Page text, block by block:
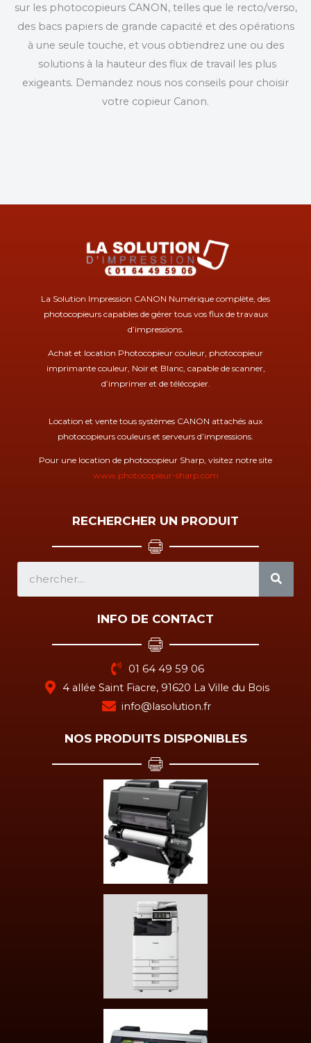
sur les photocopieurs CANON, telles que le recto/verso,
des bacs papiers de grande capacité et des opérations
à une seule touche, et vous obtiendrez une ou des
solutions à la hauteur des flux de travail les plus
exigeants. Demandez nous nos conseils pour choisir
votre copieur Canon.
La Solution Impression CANON Numérique complète, des
photocopieurs capables de gérer tous vos flux de travaux
d’impressions.
Achat et location Photocopieur couleur, photocopieur
imprimante couleur, Noir et Blanc, capable de scanner,
d’imprimer et de télécopier.
Location et vente tous systèmes CANON attachés aux
photocopieurs couleurs et serveurs d’impressions.
Pour une location de photocopieur Sharp, visitez notre site
www.photocopieur-sharp.com
RECHERCHER UN PRODUIT
INFO DE CONTACT
01 64 49 59 06
4 allée Saint Fiacre, 91620 La Ville du Bois
info@lasolution.fr
NOS PRODUITS DISPONIBLES